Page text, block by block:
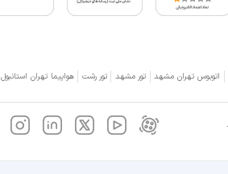
اتوبوس تهران مشهد تور مشهد تور رشت هواپیما تهران استانبول